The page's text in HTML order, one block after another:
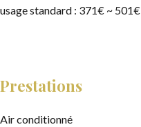
usage standard : 371€ ~ 501€
Prestations
Air conditionné